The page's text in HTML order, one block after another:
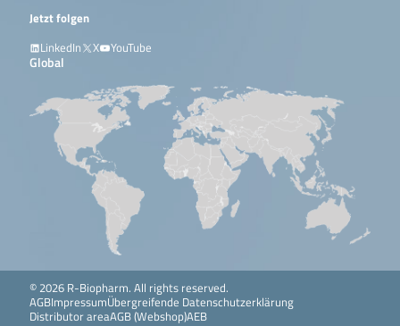
Jetzt folgen
LinkedIn
X YouTube
Global
© 2026 R-Biopharm. All rights reserved.
AGBImpressumÜbergreifende Datenschutzerklärung
Distributor areaAGB (Webshop)AEB